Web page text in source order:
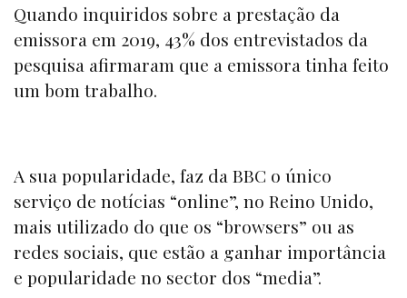
Quando inquiridos sobre a prestação da
emissora em 2019, 43% dos entrevistados da
pesquisa afirmaram que a emissora tinha feito
um bom trabalho.
A sua popularidade, faz da BBC o único
serviço de notícias “online”, no Reino Unido,
mais utilizado do que os “browsers” ou as
redes sociais, que estão a ganhar importância
e popularidade no sector dos “media”.